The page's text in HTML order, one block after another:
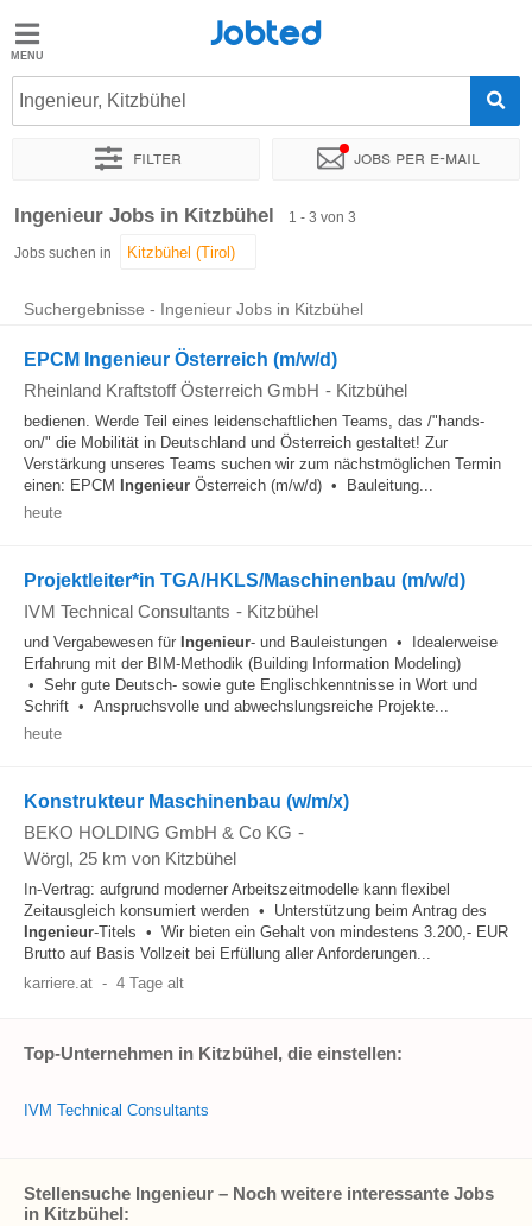
Jobted
Jobs
Jobted
Ingenieur, Kitzbühel
Filter Jobs per e-mail
Sortieren nach Genauer Standort Unternehmen
Ingenieur Jobs in Kitzbühel 1 - 3 von 3
Jobs suchen in
Suchergebnisse - Ingenieur Jobs in Kitzbühel
EPCM Ingenieur Österreich (m/w/d)
Rheinland Kraftstoff Österreich GmbH - Kitzbühel
bedienen. Werde Teil eines leidenschaftlichen Teams, das /"hands-
on/" die Mobilität in Deutschland und Österreich gestaltet! Zur
Verstärkung unseres Teams suchen wir zum nächstmöglichen Termin
einen: EPCM
Ingenieur Österreich (m/w/d) • Bauleitung...
heute
Projektleiter*in TGA/HKLS/Maschinenbau (m/w/d)
IVM Technical Consultants - Kitzbühel
und Vergabewesen für Ingenieur- und Bauleistungen • Idealerweise
Erfahrung mit der BIM-Methodik (Building Information Modeling)
• Sehr gute Deutsch- sowie gute Englischkenntnisse in Wort und
Schrift • Anspruchsvolle und abwechslungsreiche Projekte...
heute
Konstrukteur Maschinenbau (w/m/x)
BEKO HOLDING GmbH & Co KG -
Wörgl, 25 km von Kitzbühel
In-Vertrag: aufgrund moderner Arbeitszeitmodelle kann flexibel
Zeitausgleich konsumiert werden • Unterstützung beim Antrag des
Ingenieur-Titels • Wir bieten ein Gehalt von mindestens 3.200,- EUR
Brutto auf Basis Vollzeit bei Erfüllung aller Anforderungen...
karriere.at - 4 Tage alt
Top-Unternehmen in Kitzbühel, die einstellen:
IVM Technical Consultants
Stellensuche Ingenieur – Noch weitere interessante Jobs
in Kitzbühel: